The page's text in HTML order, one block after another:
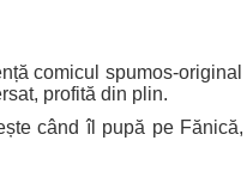
comicul spumos-
profită din plin.
când îl pupă pe